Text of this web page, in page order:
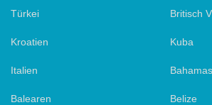
Türkei
Kroatien
Italien
Balearen
Britisch
Kuba
Bahamas
Belize